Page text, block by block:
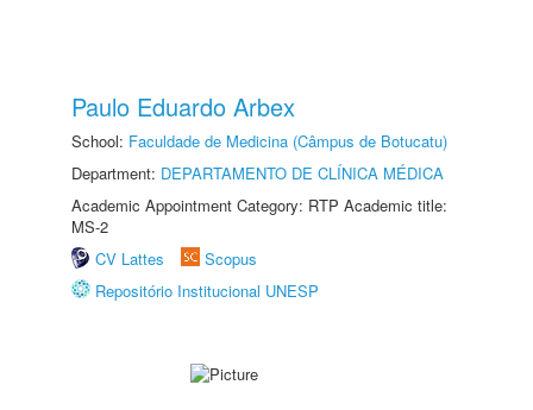
Paulo Eduardo Arbex
School: Faculdade de Medicina (Câmpus de Botucatu)
Department: DEPARTAMENTO DE CLÍNICA MÉDICA
Academic Appointment Category: RTP Academic title:
MS-2
CV Lattes
Scopus
Repositório Institucional UNESP